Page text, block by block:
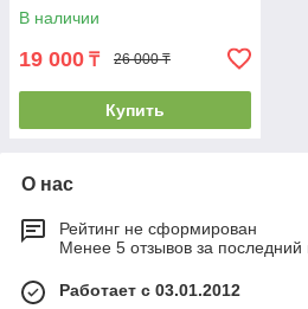
В наличии
19 000 ₸ 26 000 ₸
Купить
О нас
Рейтинг не сформирован
Менее 5 отзывов за последний
Работает с 03.01.2012